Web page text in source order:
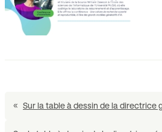
« Sur la table à dessin de la directrice